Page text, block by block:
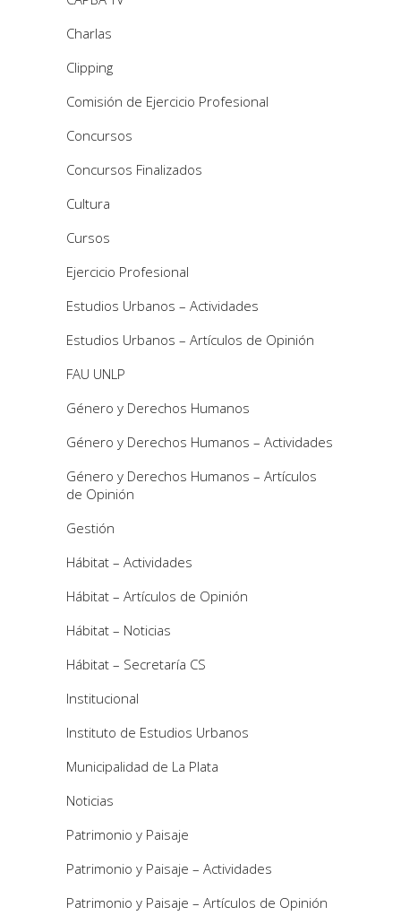
Charlas
Clipping
Comisión de Ejercicio Profesional
Concursos
Concursos Finalizados
Cultura
Cursos
Ejercicio Profesional
Estudios Urbanos – Actividades
Estudios Urbanos – Artículos de Opinión
FAU UNLP
Género y Derechos Humanos
Género y Derechos Humanos – Actividades
Género y Derechos Humanos – Artículos
de Opinión
Gestión
Hábitat – Actividades
Hábitat – Artículos de Opinión
Hábitat – Noticias
Hábitat – Secretaría CS
Institucional
Instituto de Estudios Urbanos
Municipalidad de La Plata
Noticias
Patrimonio y Paisaje
Patrimonio y Paisaje – Actividades
Patrimonio y Paisaje – Artículos de Opinión